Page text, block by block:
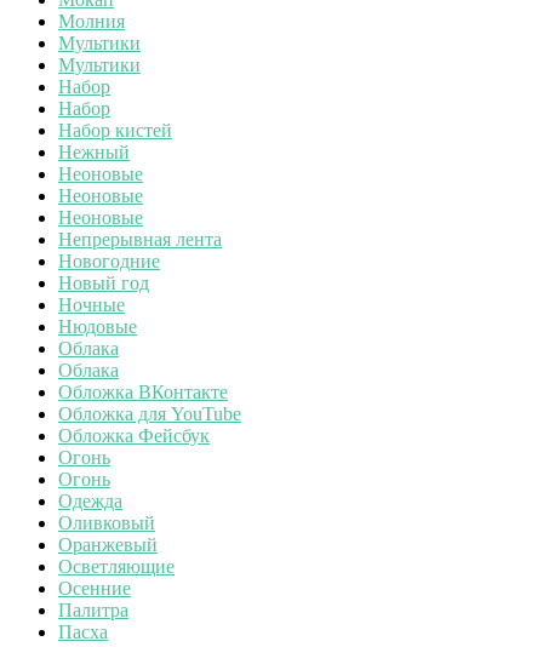
Молния
Мультики
Мультики
Набор
Набор
Набор кистей
Нежный
Неоновые
Неоновые
Неоновые
Непрерывная лента
Новогодние
Новый год
Ночные
Нюдовые
Облака
Облака
Обложка ВКонтакте
Обложка для YouTube
Обложка Фейсбук
Огонь
Огонь
Одежда
Оливковый
Оранжевый
Осветляющие
Осенние
Палитра
Пасха